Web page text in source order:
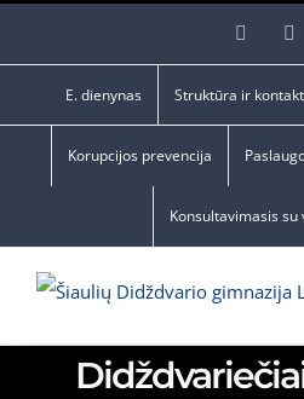
E. dienynas Struktūra ir
Korupcijos prevencija
Konsultavimasis su